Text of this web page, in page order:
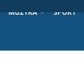
MUZYKA SPORT